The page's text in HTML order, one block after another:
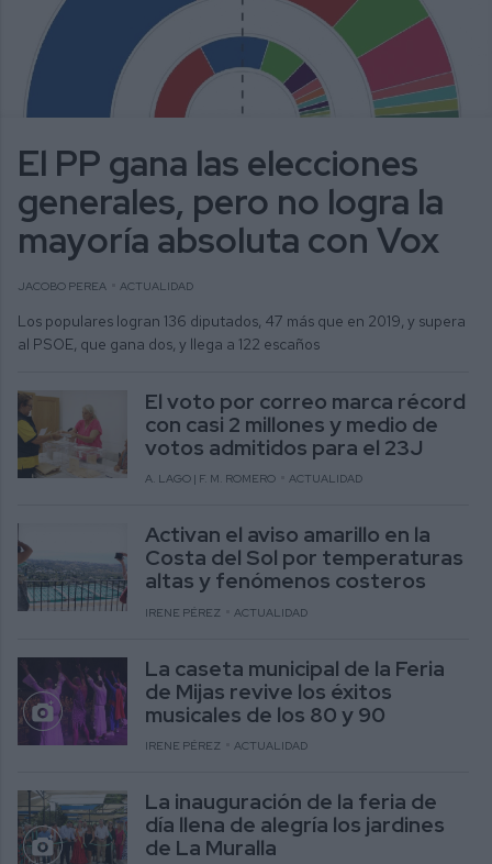
El PP gana las elecciones
generales, pero no logra la
mayoría absoluta con Vox
JACOBO PEREA ACTUALIDAD
Los populares logran 136 diputados, 47 más que en 2019, y supera
al PSOE, que gana dos, y llega a 122 escaños
El voto por correo marca récord
con casi 2 millones y medio de
votos admitidos para el 23J
A. LAGO | F. M. ROMERO ACTUALIDAD
Activan el aviso amarillo en la
Costa del Sol por temperaturas
altas y fenómenos costeros
IRENE PÉREZ ACTUALIDAD
La caseta municipal de la Feria
de Mijas revive los éxitos
musicales de los 80 y 90
IRENE PÉREZ ACTUALIDAD
La inauguración de la feria de
día llena de alegría los jardines
de La Muralla